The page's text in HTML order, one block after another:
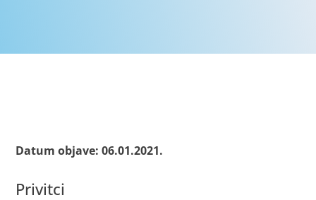
Datum objave: 06.01.2021.
Privitci